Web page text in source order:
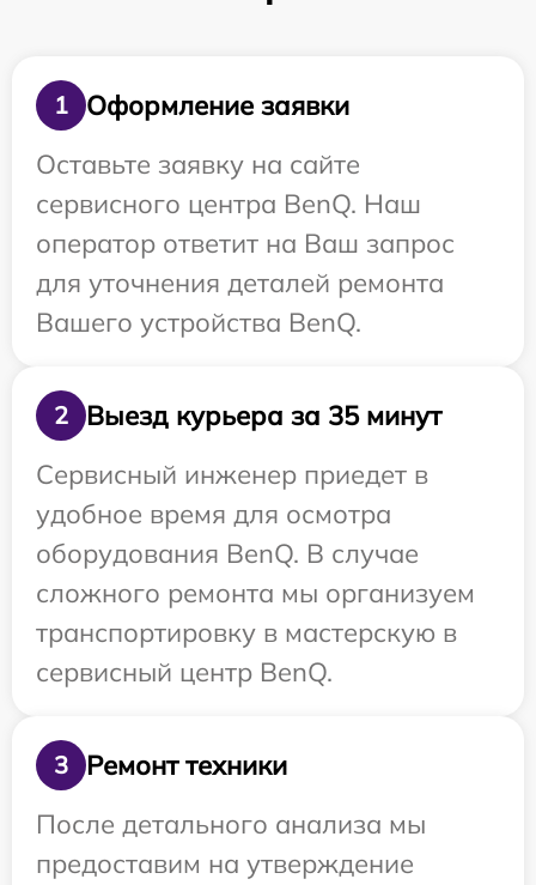
1
Оформление заявки
Оставьте заявку на сайте
сервисного центра BenQ. Наш
оператор ответит на Ваш запрос
для уточнения деталей ремонта
Вашего устройства BenQ.
2
Выезд курьера за 35 минут
Сервисный инженер приедет в
удобное время для осмотра
оборудования BenQ. В случае
сложного ремонта мы организуем
транспортировку в мастерскую в
сервисный центр BenQ.
3
Ремонт техники
После детального анализа мы
предоставим на утверждение